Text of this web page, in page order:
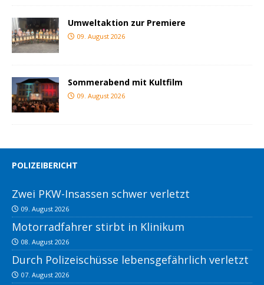
Umweltaktion zur Premiere
09. August 2026
Sommerabend mit Kultfilm
09. August 2026
POLIZEIBERICHT
Zwei PKW-Insassen schwer verletzt
09. August 2026
Motorradfahrer stirbt in Klinikum
08. August 2026
Durch Polizeischüsse lebensgefährlich verletzt
07. August 2026